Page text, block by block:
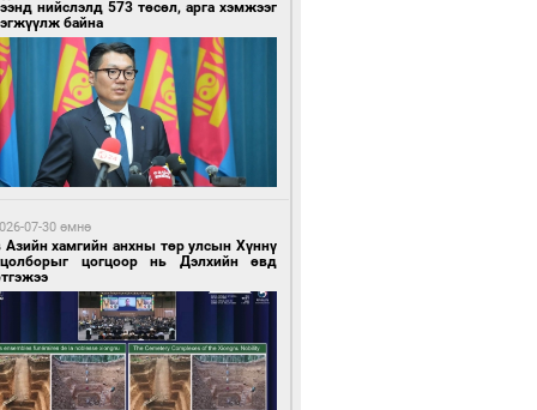
цагийн өмнө өмнө
Улс “COP17”-д “Тал хээрийн
гөө танилцуулна
цагийн өмнө өмнө
төрлийн эмийг нэг эх үүсвэрээс
авах журмыг баталлаа
нийслэлд 573 төсөл, арга хэмжээг
байна
07-30 өмнө
Азийн хамгийн анхны төр улсын Хүннү
цогцоор нь Дэлхийн өвд